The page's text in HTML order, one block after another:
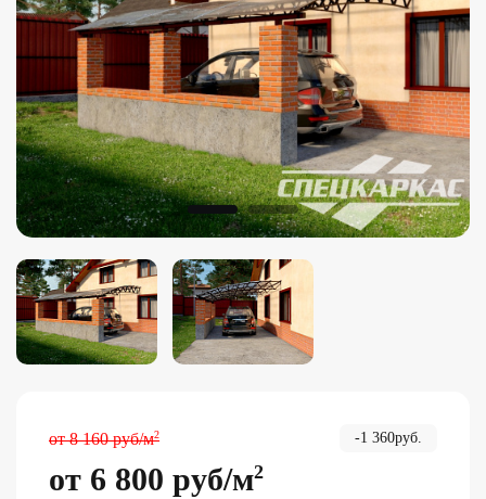
от8 160 руб/м2 -1 360руб.
от 6 800 руб/м2